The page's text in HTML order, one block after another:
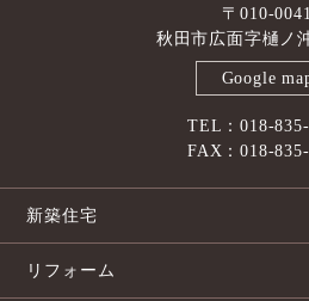
〒010-0041
秋田市広面字樋ノ
Google
TEL：018-
FAX：018-
新築住宅
リフォーム